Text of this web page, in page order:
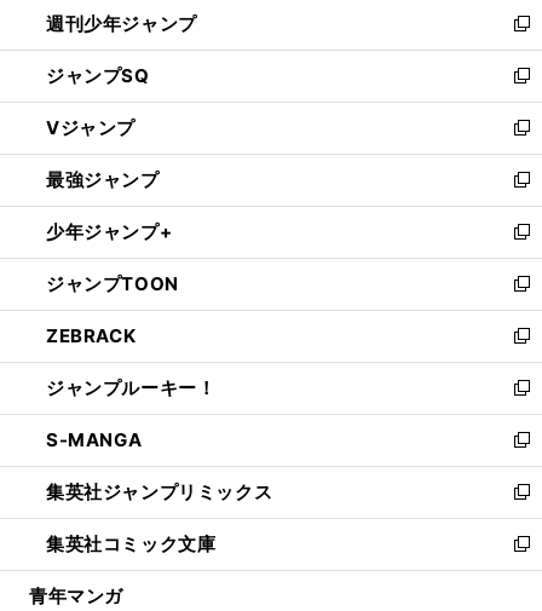
く
週刊少年ジャンプ
新
し
い
ウ
ィ
ン
ド
ウ
で
開
く
ジャンプSQ
新
し
い
ウ
ィ
ン
ド
ウ
で
開
く
Vジャンプ
新
し
い
ウ
ィ
ン
ド
ウ
で
開
く
最強ジャンプ
新
し
い
ウ
ィ
ン
ド
ウ
で
開
く
少年ジャンプ+
新
し
い
ウ
ィ
ン
ド
ウ
で
開
く
ジャンプTOON
新
し
い
ウ
ィ
ン
ド
ウ
で
開
く
ZEBRACK
新
し
い
ウ
ィ
ン
ド
ウ
で
開
ジャンプルーキー！
新
し
い
ウ
ィ
ン
ド
ウ
S-MANGA
新
し
い
ウ
ィ
ン
集英社ジャンプリミックス
新
し
い
ウ
集英社コミック文庫
新
し
青年マンガ